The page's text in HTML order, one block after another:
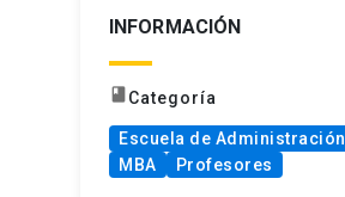
INFORMACIÓN
bookCategoría
Escuela de Administración
MBA
Profesores